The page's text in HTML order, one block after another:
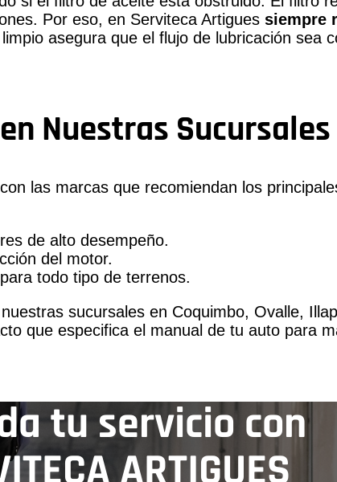
Por eso, en Serviteca Artigues siempre
asegura que el flujo de lubricación sea
Nuestras Sucursales
las marcas que recomiendan los
de alto desempeño.
del motor.
todo tipo de terrenos.
sucursales en Coquimbo, Ovalle,
que especifica el manual de tu auto para
tu servicio con